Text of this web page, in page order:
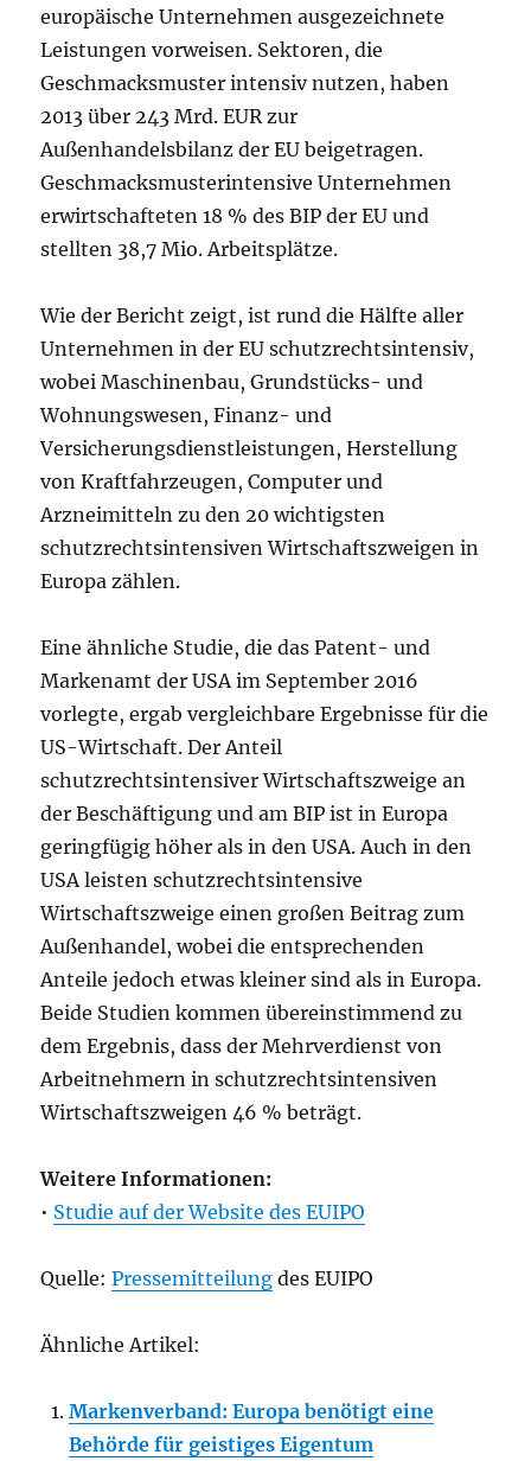
europäische Unternehmen ausgezeichnete
Leistungen vorweisen. Sektoren, die
Geschmacksmuster intensiv nutzen, haben
2013 über 243 Mrd. EUR zur
Außenhandelsbilanz der EU beigetragen.
Geschmacksmusterintensive Unternehmen
erwirtschafteten 18 % des BIP der EU und
stellten 38,7 Mio. Arbeitsplätze.
Wie der Bericht zeigt, ist rund die Hälfte aller
Unternehmen in der EU schutzrechtsintensiv,
wobei Maschinenbau, Grundstücks- und
Wohnungswesen, Finanz- und
Versicherungsdienstleistungen, Herstellung
von Kraftfahrzeugen, Computer und
Arzneimitteln zu den 20 wichtigsten
schutzrechtsintensiven Wirtschaftszweigen in
Europa zählen.
Eine ähnliche Studie, die das Patent- und
Markenamt der USA im September 2016
vorlegte, ergab vergleichbare Ergebnisse für die
US-Wirtschaft. Der Anteil
schutzrechtsintensiver Wirtschaftszweige an
der Beschäftigung und am BIP ist in Europa
geringfügig höher als in den USA. Auch in den
USA leisten schutzrechtsintensive
Wirtschaftszweige einen großen Beitrag zum
Außenhandel, wobei die entsprechenden
Anteile jedoch etwas kleiner sind als in Europa.
Beide Studien kommen übereinstimmend zu
dem Ergebnis, dass der Mehrverdienst von
Arbeitnehmern in schutzrechtsintensiven
Wirtschaftszweigen 46 % beträgt.
Weitere Informationen:
• Studie auf der Website des EUIPO
Quelle:Pressemitteilung des EUIPO
Ähnliche Artikel:
Markenverband: Europa benötigt eine
Behörde für geistiges Eigentum